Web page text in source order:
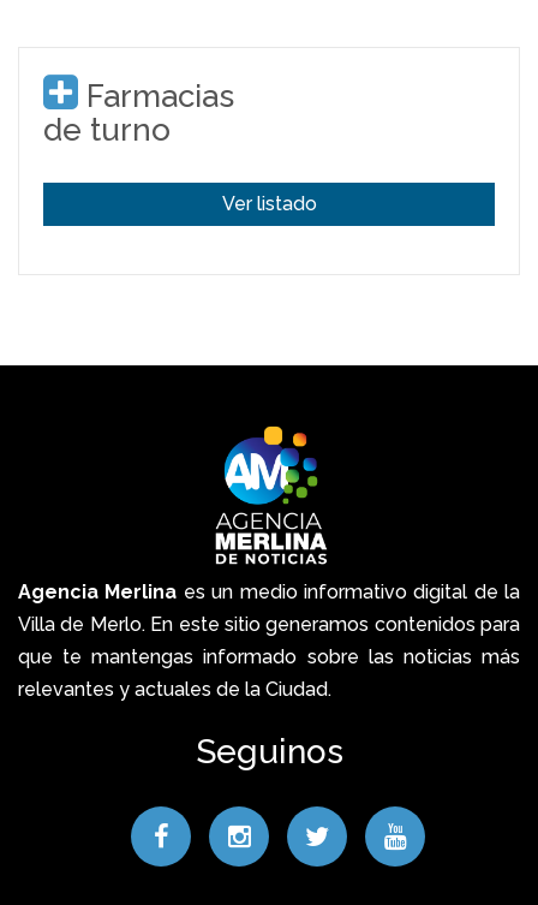
Farmacias
de turno
Ver listado
Agencia Merlina es un medio informativo digital de la
Villa de Merlo. En este sitio generamos contenidos para
que te mantengas informado sobre las noticias más
relevantes y actuales de la Ciudad.
Seguinos